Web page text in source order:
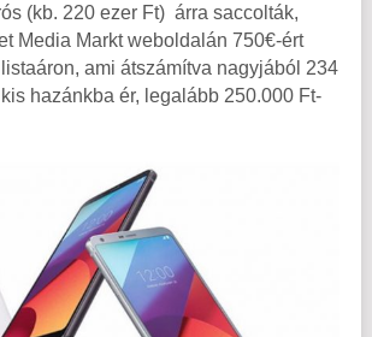
(kb. 220 ezer Ft) árra saccolták,
Media Markt weboldalán 750€-ért
ami átszámítva nagyjából 234
hazánkba ér, legalább 250.000 Ft-